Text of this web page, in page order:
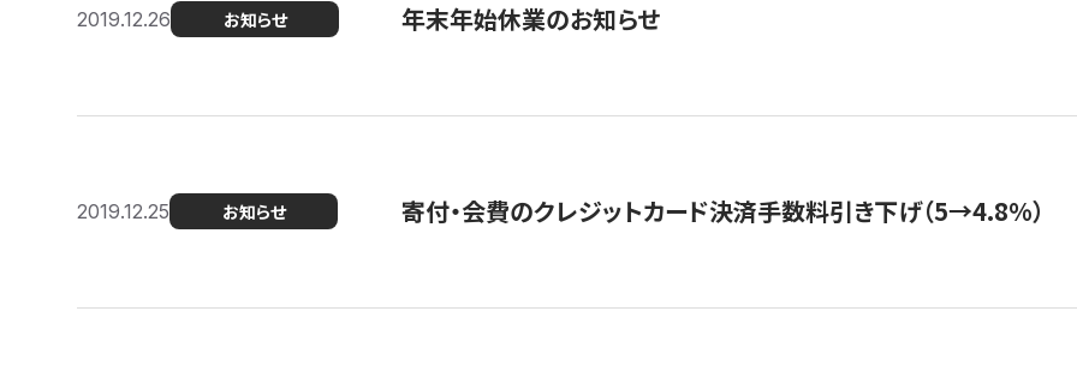
2019.12.26 お知らせ 年末年始休業のお知らせ
2019.12.25 お知らせ 寄付・会費のクレジットカード決済手数料引き下げ（5→4.8%）